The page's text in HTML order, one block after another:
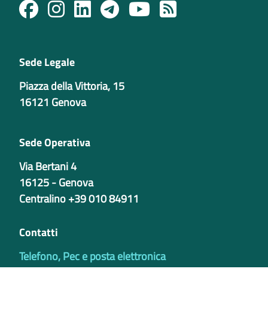
Sede Legale
Piazza della Vittoria, 15
16121 Genova
Sede Operativa
Via Bertani 4
16125 - Genova
Centralino +39 010 84911
Contatti
Telefono, Pec e posta elettronica